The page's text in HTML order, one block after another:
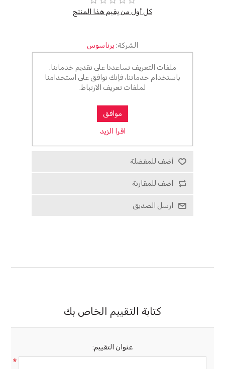
كل أول من يقيم هذا المنتج
الشركة: برناسوس
كود المخزن: 000010834
0٫00 ج.م.‏
أضف للسلة
الرجاء تحديد العنوان الذي تريد شحنه إلى
أضف للمفضلة
اضف للمقارنة
ارسل الصديق
كتابة التقييم الخاص بك
عنوان التقييم:
*
ملفات التعريف تساعدنا على تقديم خدماتنا.
باستخدام خدماتنا، فإنك توافق على استخدامنا
لملفات تعريف الارتباط.
موافق
اقرا الزيد